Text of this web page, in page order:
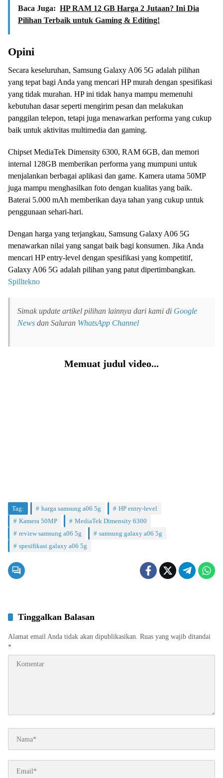
Baca Juga: HP RAM 12 GB Harga 2 Jutaan? Ini Dia
Pilihan Terbaik untuk Gaming & Editing!
Opini
Secara keseluruhan, Samsung Galaxy A06 5G adalah pilihan
yang tepat bagi Anda yang mencari HP murah dengan spesifikasi
yang tidak murahan. HP ini tidak hanya mampu memenuhi
kebutuhan dasar seperti mengirim pesan dan melakukan
panggilan telepon, tetapi juga menawarkan performa yang cukup
baik untuk aktivitas multimedia dan gaming.
Chipset MediaTek Dimensity 6300, RAM 6GB, dan memori
internal 128GB memberikan performa yang mumpuni untuk
menjalankan berbagai aplikasi dan game. Kamera utama 50MP
juga mampu menghasilkan foto dengan kualitas yang baik.
Baterai 5.000 mAh memberikan daya tahan yang cukup untuk
penggunaan sehari-hari.
Dengan harga yang terjangkau, Samsung Galaxy A06 5G
menawarkan nilai yang sangat baik bagi konsumen. Jika Anda
mencari HP entry-level dengan spesifikasi yang kompetitif,
Galaxy A06 5G adalah pilihan yang patut dipertimbangkan.
Spilltekno
Simak update artikel pilihan lainnya dari kami di Google
News dan Saluran WhatsApp Channel
Memuat judul video...
Tag: harga samsung a06 5g
HP entry-level
Kamera 50MP
MediaTek Dimensity 6300
review samsung a06 5g
samsung galaxy a06 5g
spesifikasi galaxy a06 5g
Tinggalkan Balasan
Alamat email Anda tidak akan dipublikasikan. Ruas yang wajib ditandai
*